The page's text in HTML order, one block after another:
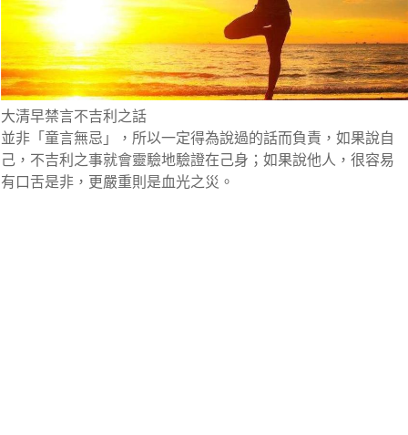
大清早禁言不吉利之話
並非「童言無忌」，所以一定得為說過的話而負責，如果說自
己，不吉利之事就會靈驗地驗證在己身；如果說他人，很容易
有口舌是非，更嚴重則是血光之災。